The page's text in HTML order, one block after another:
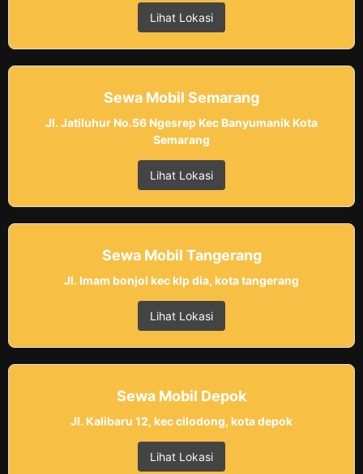
Lihat Lokasi
Sewa Mobil Semarang
Jl. Jatiluhur No.56 Ngesrep Kec Banyumanik Kota
Semarang
Lihat Lokasi
Sewa Mobil Tangerang
Jl. Imam bonjol kec klp dia, kota tangerang
Lihat Lokasi
Sewa Mobil Depok
Jl. Kalibaru 12, kec cilodong, kota depok
Lihat Lokasi